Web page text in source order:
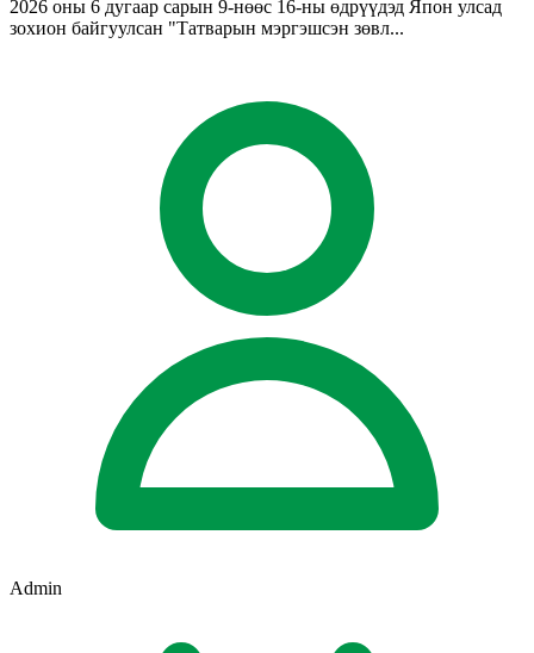
2026 оны 6 дугаар сарын 9-нөөс 16-ны өдрүүдэд Япон улсад
зохион байгуулсан "Татварын мэргэшсэн зөвл...
Admin